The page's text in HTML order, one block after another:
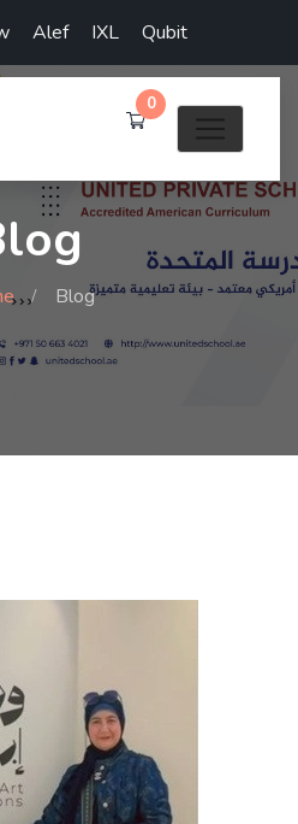
Alef IXL Qubit
0
Blog